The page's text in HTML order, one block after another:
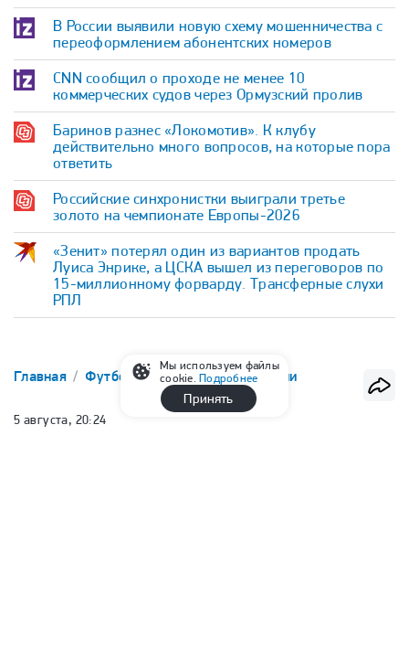
В России выявили новую схему мошенничества с
переоформлением абонентских номеров
CNN сообщил о проходе не менее 10
коммерческих судов через Ормузский пролив
Баринов разнес «Локомотив». К клубу
действительно много вопросов, на которые пора
ответить
Российские синхронистки выиграли третье
золото на чемпионате Европы-2026
«Зенит» потерял один из вариантов продать
Луиса Энрике, а ЦСКА вышел из переговоров по
15-миллионному форварду. Трансферные слухи
РПЛ
Главная Футбол FONBET Кубок России
5 августа, 20:24
Мы используем файлы
cookie.Подробнее
Принять